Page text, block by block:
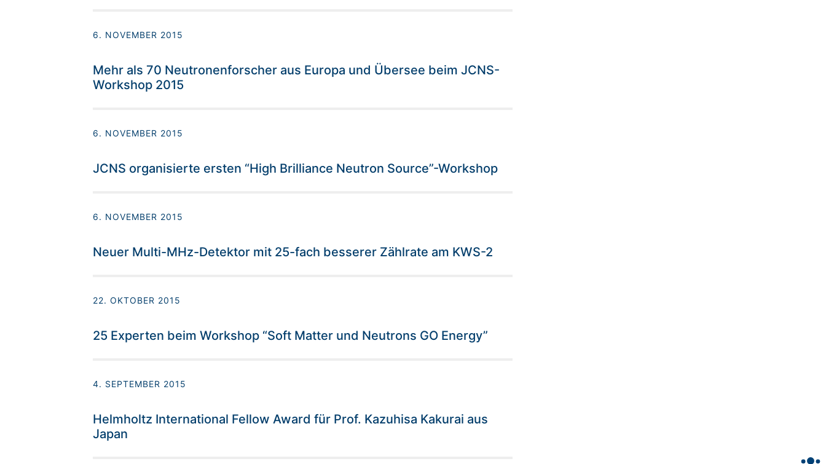
6. NOVEMBER 2015
Mehr als 70 Neutronenforscher aus Europa und Übersee beim JCNS-
Workshop 2015
6. NOVEMBER 2015
JCNS organisierte ersten “High Brilliance Neutron Source”-Workshop
6. NOVEMBER 2015
Neuer Multi-MHz-Detektor mit 25-fach besserer Zählrate am KWS-2
22. OKTOBER 2015
25 Experten beim Workshop “Soft Matter und Neutrons GO Energy”
4. SEPTEMBER 2015
Helmholtz International Fellow Award für Prof. Kazuhisa Kakurai aus
Japan